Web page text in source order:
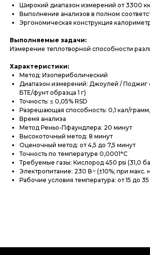
Широкий диапазон измерений от 3300
Выполнение анализов в полном
Эргономическая конструкция
Выполняемые задачи:
Измерение теплотворной способности
Характеристики:
Метод: Изопериболический
Диапазон измерений: Джоулей / Поджиг
БТЕ/фунт образца 1 г)
Точность: ≤ 0,05% RSD
Разрешающая способность: 0,1 кал/
Время анализа
Метод Реньо-Пфаундлера: 20 минут
Высокоточный метод: 8 минут
Оценочный метод: от 4,5 до 7,5 минут
Точность по температуре 0,0001°C
Требуемые газы: Кислород 450 psi (31,0
Электропитание: 230 В~ (±10%; при макс.
Рабочие условия температура: от 15 до